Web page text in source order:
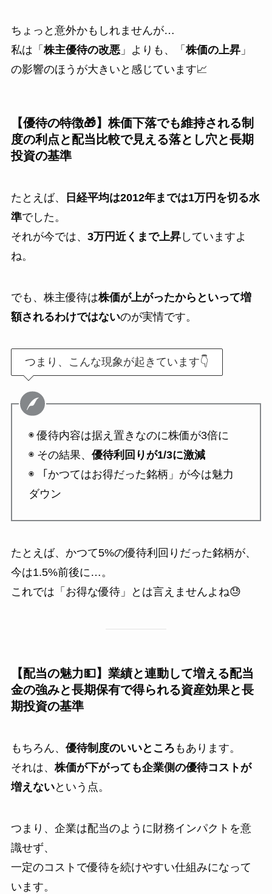
ちょっと意外かもしれませんが…
私は「株主優待の改悪」よりも、「株価の上昇」
の影響のほうが大きいと感じています📈
【優待の特徴🎁】株価下落でも維持される制
度の利点と配当比較で見える落とし穴と長期
投資の基準
たとえば、
日経平均は2012年までは1万円を切る水
準でした。
それが今では、 3万円近くまで上昇していますよ
ね。
でも、株主優待は株価が上がったからといって増
額されるわけではないのが実情です。
つまり、こんな現象が起きています👇
◉ 優待内容は据え置きなのに株価が3倍に
◉ その結果、 優待利回りが1/3に激減
◉ 「かつてはお得だった銘柄」が今は魅力
ダウン
たとえば、かつて5%の優待利回りだった銘柄が、
今は1.5%前後に…。
これでは「お得な優待」とは言えませんよね😓
【配当の魅力💵】業績と連動して増える配当
金の強みと長期保有で得られる資産効果と長
期投資の基準
もちろん、 優待制度のいいところ もあります。
それは、株価が下がっても企業側の優待コストが
増えないという点。
つまり、企業は配当のように財務インパクトを意
識せず、
一定のコストで優待を続けやすい仕組みになって
います。